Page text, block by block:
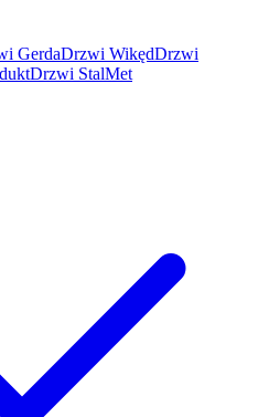
GerdaDrzwi WikędDrzwi
Drzwi StalMet